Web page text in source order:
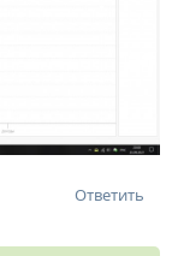
Ответить